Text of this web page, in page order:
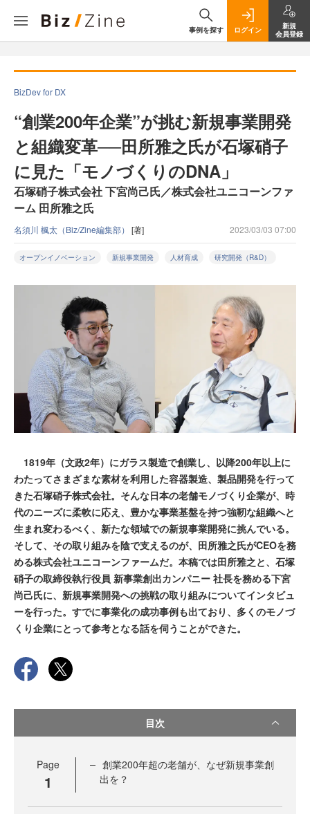
事例を探す ログイン
新規
会員登録
BizDev for DX
“創業200年企業”が挑む新規事業開発
と組織変革──田所雅之氏が石塚硝子
に見た「モノづくりのDNA」
石塚硝子株式会社 下宮尚己氏／株式会社ユニコーンファ
ーム 田所雅之氏
名須川 楓太（Biz/Zine編集部） [著] 2023/03/03 07:00
オープンイノベーション 新規事業開発 人材育成 研究開発（R&D）
1819年（文政2年）にガラス製造で創業し、以降200年以上に
わたってさまざまな素材を利用した容器製造、製品開発を行って
きた石塚硝子株式会社。そんな日本の老舗モノづくり企業が、時
代のニーズに柔軟に応え、豊かな事業基盤を持つ強靭な組織へと
生まれ変わるべく、新たな領域での新規事業開発に挑んでいる。
そして、その取り組みを陰で支えるのが、田所雅之氏がCEOを務
める株式会社ユニコーンファームだ。本稿では田所雅之と、石塚
硝子の取締役執行役員 新事業創出カンパニー 社長を務める下宮
尚己氏に、新規事業開発への挑戦の取り組みについてインタビュ
ーを行った。すでに事業化の成功事例も出ており、多くのモノづ
くり企業にとって参考となる話を伺うことができた。
目次
Page
1
創業200年超の老舗が、なぜ新規事業創
出を？